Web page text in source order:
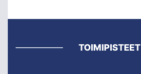
TOIMIPISTEET